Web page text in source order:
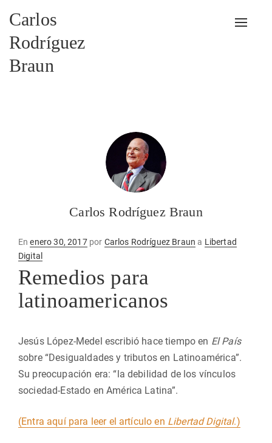
Carlos
Rodríguez
Braun
Carlos Rodríguez Braun
EnPublicado
en
enero 30, 2017por Carlos Rodríguez Braun a Libertad
Digital
Remedios para
latinoamericanos
Jesús López-Medel escribió hace tiempo en El País
sobre “Desigualdades y tributos en Latinoamérica”.
Su preocupación era: “la debilidad de los vínculos
sociedad-Estado en América Latina”.
(Entra aquí para leer el artículo en Libertad Digital.)